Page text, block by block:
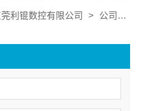
利锟数控有限公司 > 公司新闻